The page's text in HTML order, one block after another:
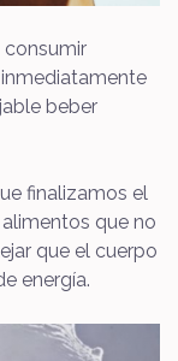
consumir
beber
finalizamos el
que no
que el cuerpo
energía.